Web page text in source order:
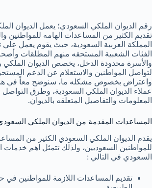
رقم الديوان الملكي السعودي؛ يعمل الديوان
تقديم الكثير من المساعدات الهامه للمواطنين
المملكة العربية السعودية، حيث يقوم يعمل علي
الفئات الشعبية المستحقه منهم المطلقات
والأسرة محدودة الدخل، يخصص الديوان
لتواصل المواطنين والاستعلام عن الدعم
واعتراض بخصوص مشكله ما، سنوضح معاً في
عملاء الديوان الملكي السعودية، وطرق التواصل
المعلومات والتفاصيل المتعلقه بالديوان.
المساعدات المقدمة من الديوان الملكي
يقدم الديوان الملكي السعودي الكثير من
للمواطنين السعوديين، ولذلك تتمثل اهم خدمات
السعودي في التالي :
تقديم المساعدات اللازمة للمواطنين في